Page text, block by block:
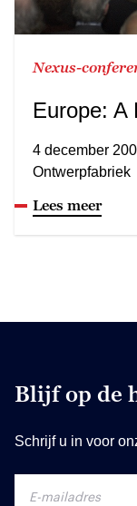
Nexus-
Europe: A
4 december
Ontwerpfabriek
Lees meer
Blijf op de
Schrijf u in voor